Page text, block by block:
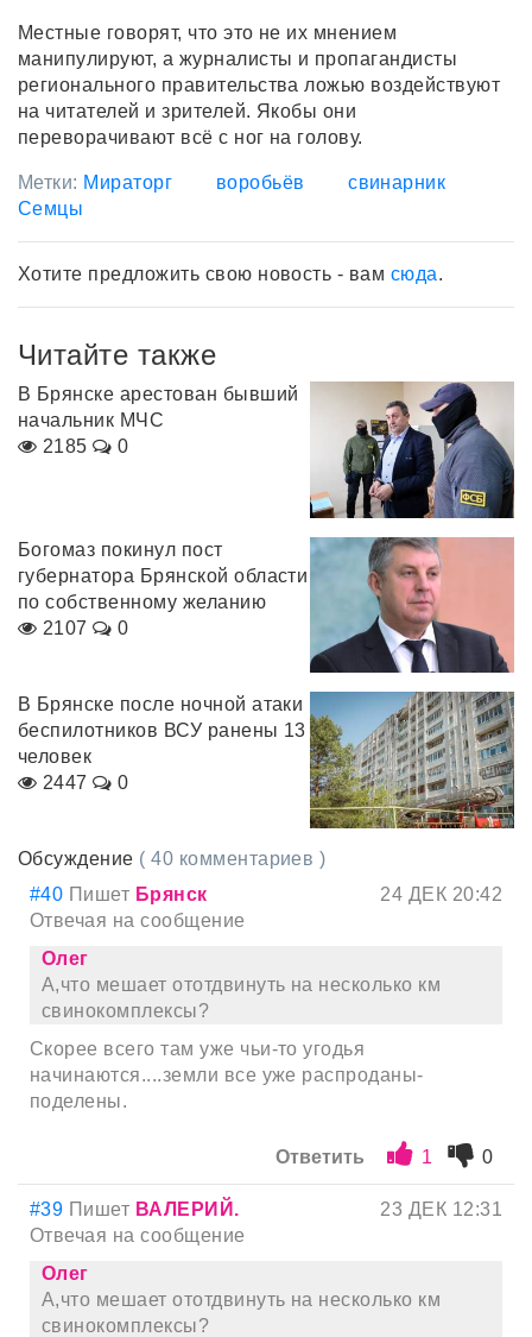
Местные говорят, что это не их мнением
манипулируют, а журналисты и пропагандисты
регионального правительства ложью воздействуют
на читателей и зрителей. Якобы они
переворачивают всё с ног на голову.
Метки: Мираторг воробьёв
свинарник
Семцы
Хотите предложить свою новость - вам сюда.
Читайте также
В Брянске арестован бывший
начальник МЧС
2185
0
Богомаз покинул пост
губернатора Брянской области
по собственному желанию
2107
0
В Брянске после ночной атаки
беспилотников ВСУ ранены 13
человек
2447
0
Обсуждение ( 40 комментариев )
#40 Пишет Брянск
24 ДЕК 20:42
Отвечая на сообщение
Олег
А,что мешает ототдвинуть на несколько км
свинокомплексы?
Скорее всего там уже чьи-то угодья
начинаются....земли все уже распроданы-
поделены.
Ответить 1 0
#39 Пишет ВАЛЕРИЙ.
23 ДЕК 12:31
Отвечая на сообщение
Олег
А,что мешает ототдвинуть на несколько км
свинокомплексы?